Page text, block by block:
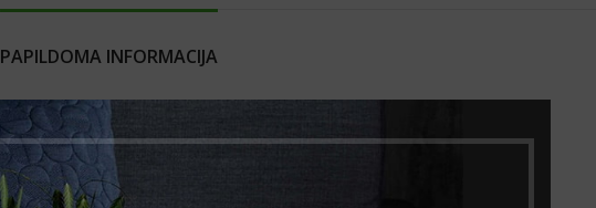
PAPILDOMA INFORMACIJA
Juoda matinė